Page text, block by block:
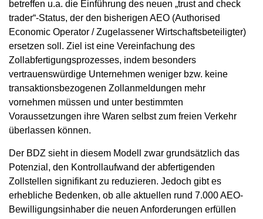
betreffen u.a. die Einführung des neuen „trust and check
trader“-Status, der den bisherigen AEO (Authorised
Economic Operator / Zugelassener Wirtschaftsbeteiligter)
ersetzen soll. Ziel ist eine Vereinfachung des
Zollabfertigungsprozesses, indem besonders
vertrauenswürdige Unternehmen weniger bzw. keine
transaktionsbezogenen Zollanmeldungen mehr
vornehmen müssen und unter bestimmten
Voraussetzungen ihre Waren selbst zum freien Verkehr
überlassen können.
Der BDZ sieht in diesem Modell zwar grundsätzlich das
Potenzial, den Kontrollaufwand der abfertigenden
Zollstellen signifikant zu reduzieren. Jedoch gibt es
erhebliche Bedenken, ob alle aktuellen rund 7.000 AEO-
Bewilligungsinhaber die neuen Anforderungen erfüllen